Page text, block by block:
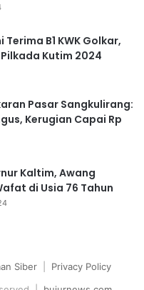
Terima B1 KWK Golkar,
Kutim 2024
Pasar Sangkulirang:
Kerugian Capai Rp
Kaltim, Awang
di Usia 76 Tahun
Siber
Privacy Policy